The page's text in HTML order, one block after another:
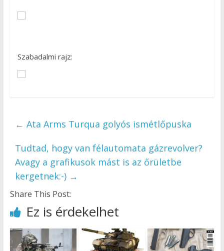
Szabadalmi rajz:
← Ata Arms Turqua golyós ismétlőpuska
Tudtad, hogy van félautomata gázrevolver?
Avagy a grafikusok mást is az őrületbe
kergetnek:-) →
Share This Post:
Ez is érdekelhet